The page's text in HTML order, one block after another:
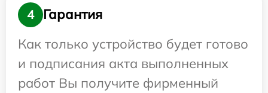
4
Гарантия
Как только устройство будет готово
и подписания акта выполненных
работ Вы получите фирменный